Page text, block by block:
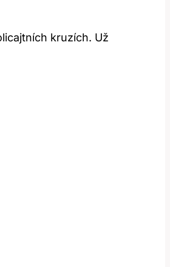
kruzích. Už